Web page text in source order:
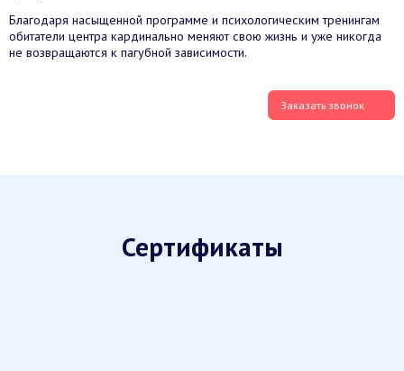
Благодаря насыщенной программе и психологическим тренингам
обитатели центра кардинально меняют свою жизнь и уже никогда
не возвращаются к пагубной зависимости.
Заказать звонок
Сертификаты